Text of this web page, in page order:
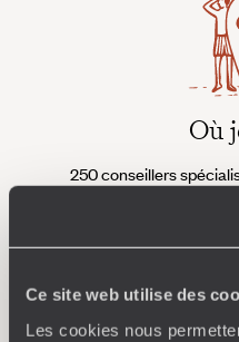
Ce site web utilise des
Les cookies nous
Où
250 conseillers